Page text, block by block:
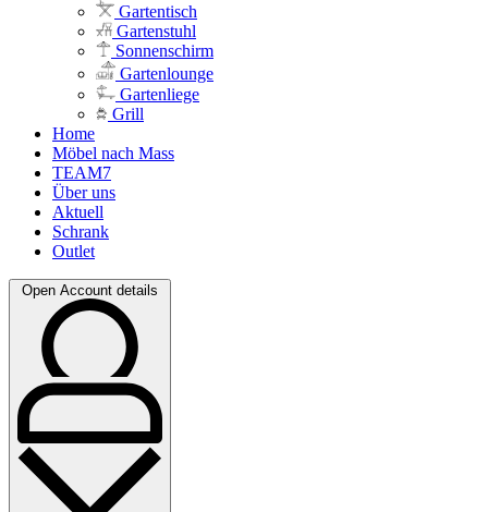
Gartentisch
Gartenstuhl
Sonnenschirm
Gartenlounge
Gartenliege
Grill
Home
Möbel nach Mass
TEAM7
Über uns
Aktuell
Schrank
Outlet
Open Account details